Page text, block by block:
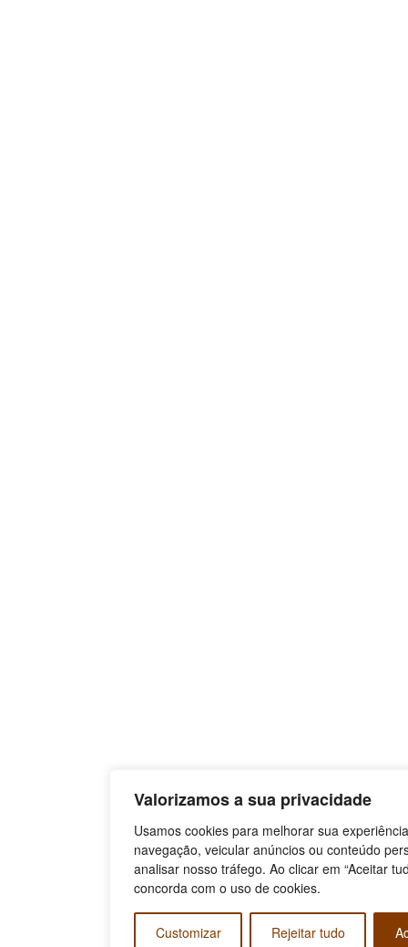
Valorizamos a sua privacidade
Usamos cookies para melhorar sua
navegação, veicular anúncios ou conteúdo
analisar nosso tráfego. Ao clicar em “Aceitar
concorda com o uso de cookies.
Customizar Rejeitar tudo